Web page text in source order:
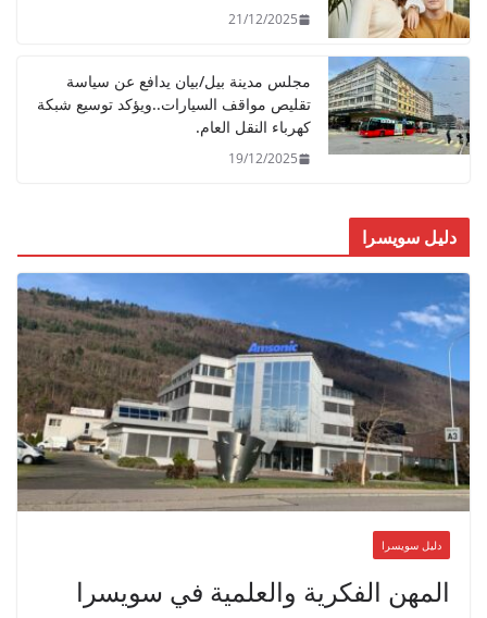
21/12/2025
مجلس مدينة بيل/بيان يدافع عن سياسة
تقليص مواقف السيارات..ويؤكد توسيع شبكة
كهرباء النقل العام.
19/12/2025
دليل سويسرا
دليل سويسرا
المهن الفكرية والعلمية في سويسرا